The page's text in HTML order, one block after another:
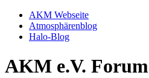
AKM Webseite
Atmosphärenblog
Halo-Blog
AKM e.V. Forum